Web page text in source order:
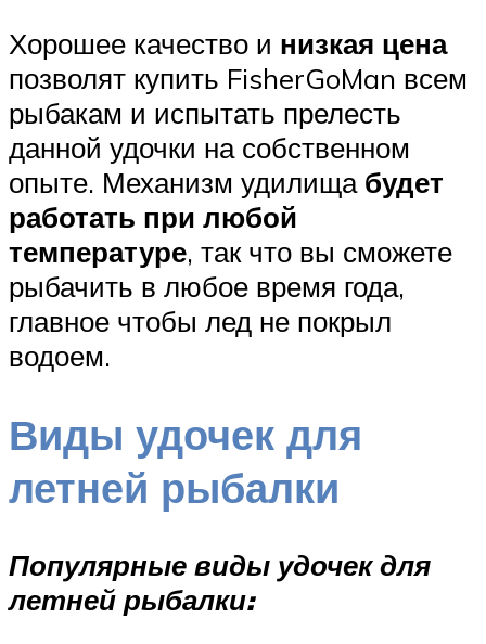
Хорошее качество и низкая цена
позволят купить FisherGoMan всем
рыбакам и испытать прелесть
данной удочки на собственном
опыте. Механизм удилища будет
работать при любой
температуре, так что вы сможете
рыбачить в любое время года,
главное чтобы лед не покрыл
водоем.
Виды удочек для
летней рыбалки
Популярные виды удочек для
летней рыбалки: